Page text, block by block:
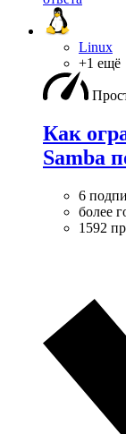
Linux
+1 ещё
Как
Samba
6
более
1592